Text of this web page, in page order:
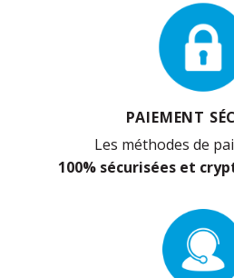
PAIEMENT
Les méthodes de
100% sécurisées et